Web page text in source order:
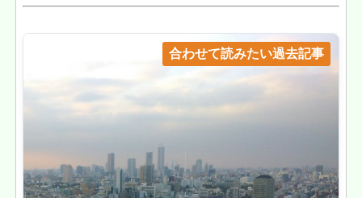
合わせて読みたい過去記事